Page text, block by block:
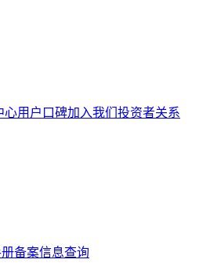
心用户口碑加入我们 投资者关系
备案信息查询